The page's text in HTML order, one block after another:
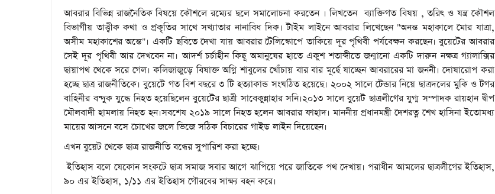
আবরার বিভিন্ন রাজনৈতিক বিষয়ে কৌশলে রম্যের ছলে সমালোচনা করতেন । লিখতেন ব্যাক্তিগত বিষয় , তরিৎ ও যন্ত্র কৌশল
বিভাগীয় তাত্ত্বীক কথা ও প্রকৃতির সাথে সখ্যাতার নানাবিধ দিক। টাইম লাইনে আবরার লিখেছেন "অনন্ত মহাকালে মোর যাত্রা,
অসীম মহাকাশের অন্তে"। একটি ছবিতে দেখা যায় আবরার টেলিস্কোপে তাকিয়ে দূর পৃথিবী পর্যবেক্ষন করছেন। বুয়েটের আবরার
সেই দূর পৃথিবী আর দেখবেন না। আদর্শ চর্চাহীন কিছূ অমানুষের হাতে একুশ শতাব্দীতে জন্মানো একটি দারুন নক্ষত্র গ্যালাক্সির
ছায়াপথ থেকে সরে গেল। কলিজাজুড়ে বিষাক্ত অগ্নি শাবুলের খোঁচায় বার বার মূর্ছে যাচ্ছেন আবরারের মা জননী। দোষারোপ করা
হচ্ছে ছাত্র রাজনীতিকে। বুয়েটে গত বিশ বছরে ৩ টি হত্যাকান্ড সংঘঠিত হয়েছে। ২০০২ সালে টেন্ডার নিয়ে ছাত্রদলের মুকি ও টগর
বাহিনীর বন্দুক যুদ্ধে নিহত হয়েছিলেন বুয়েটের ছাত্রী সাবেকুন্নাহার সনি।২০১৩ সালে বুয়েট ছাত্রলীগের যুগ্ম সম্পাদক রায়হান দ্বীপ
মৌলবাদী হামলায় নিহত হন।সবশেষ ২০১৯ সালে নিহত হলেন আবরার ফাহাদ। মাননীয় প্রধানমন্ত্রী দেশরত্ন শেখ হাসিনা ইতোমধ্য
মায়ের আসনে বসে চোখের জলে ভিজে সঠিক বিচারের গাইড লাইন দিয়েছেন।
এখন বুয়েট থেকে ছাত্র রাজনীতি বন্ধের সুপারিশ করা হচ্ছে।
ইতিহাস বলে যেকোন সংকটে ছাত্র সমাজ সবার আগে ঝাপিয়ে পরে জাতিকে পথ দেখায়। পরাধীন আমলের ছাত্রলীগের ইতিহাস,
৯০ এর ইতিহাস, ১/১১ এর ইতিহাস গৌরবের সাক্ষ্য বহন করে।